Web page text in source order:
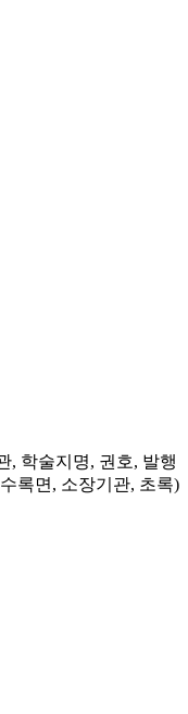
, 학술지명, 권호, 발행
록면, 소장기관, 초록)